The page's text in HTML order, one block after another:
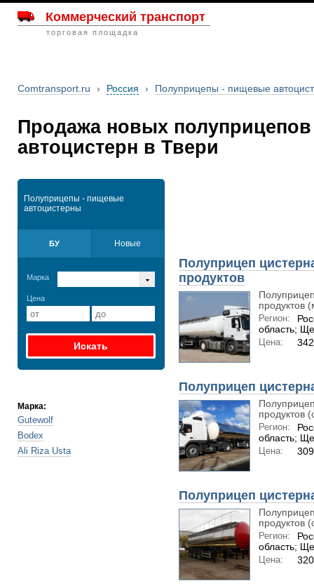
Коммерческий транспорт
торговая площадка
Comtransport.ru › Россия › Полуприцепы - пищевые
Продажа новых
автоцистерн в Твери
Полуприцепы - пищевые
автоцистерны
БУ Новые
Марка
Цена
Марка:
Gutewolf
Bodex
Ali Riza Usta
Полуприцеп
продуктов
продуктов
Регион:
область;
Цена:
Полуприцеп
продуктов
Регион:
область;
Цена:
Полуприцеп
продуктов
Регион:
область;
Цена: